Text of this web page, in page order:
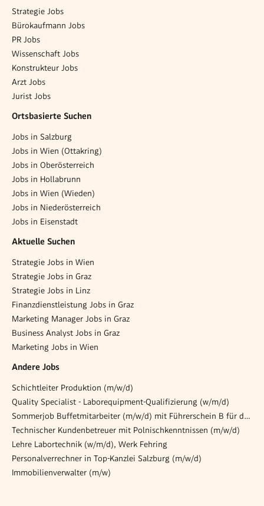
Strategie Jobs
Bürokaufmann Jobs
PR Jobs
Wissenschaft Jobs
Konstrukteur Jobs
Arzt Jobs
Jurist Jobs
Ortsbasierte Suchen
Jobs in Salzburg
Jobs in Wien (Ottakring)
Jobs in Oberösterreich
Jobs in Hollabrunn
Jobs in Wien (Wieden)
Jobs in Niederösterreich
Jobs in Eisenstadt
Aktuelle Suchen
Strategie Jobs in Wien
Strategie Jobs in Graz
Strategie Jobs in Linz
Finanzdienstleistung Jobs in Graz
Marketing Manager Jobs in Graz
Business Analyst Jobs in Graz
Marketing Jobs in Wien
Andere Jobs
Schichtleiter Produktion (m/w/d)
Quality Specialist - Laborequipment-Qualifizierung (w/m/d)
Sommerjob Buffetmitarbeiter (m/w/d) mit Führerschein B für die Opernfestspiele im Steinbruch in St. Margarethen für 35 Std./Woche
Technischer Kundenbetreuer mit Polnischkenntnissen (m/w/d)
Lehre Labortechnik (w/m/d), Werk Fehring
Personalverrechner in Top-Kanzlei Salzburg (m/w/d)
Immobilienverwalter (m/w)